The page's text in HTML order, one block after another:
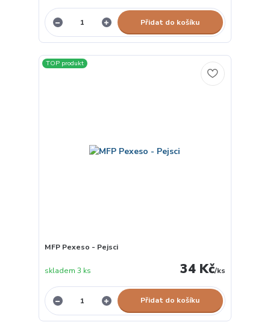
Přidat do košíku
TOP produkt
MFP Pexeso - Pejsci
34 Kč/ks
skladem 3 ks
Přidat do košíku